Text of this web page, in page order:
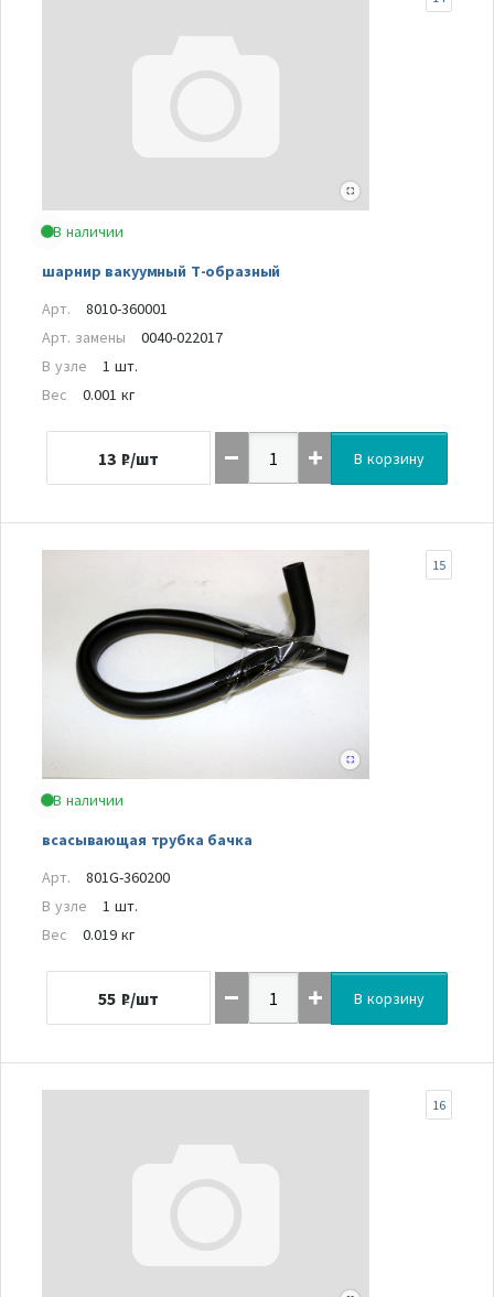
В наличии
шарнир вакуумный Т-образный
Арт.
8010-360001
Арт. замены
0040-022017
В узле
1 шт.
Вес
0.001 кг
13 ₽/шт В корзину
В наличии
всасывающая трубка бачка
15
Арт.
801G-360200
В узле
1 шт.
Вес
0.019 кг
55 ₽/шт В корзину
16